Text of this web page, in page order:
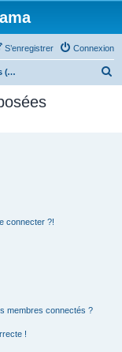
Connexion
S’enregistrer
Foire aux questions (Questions posées fréquemment)
connecter ?!
membres connectés ?
!